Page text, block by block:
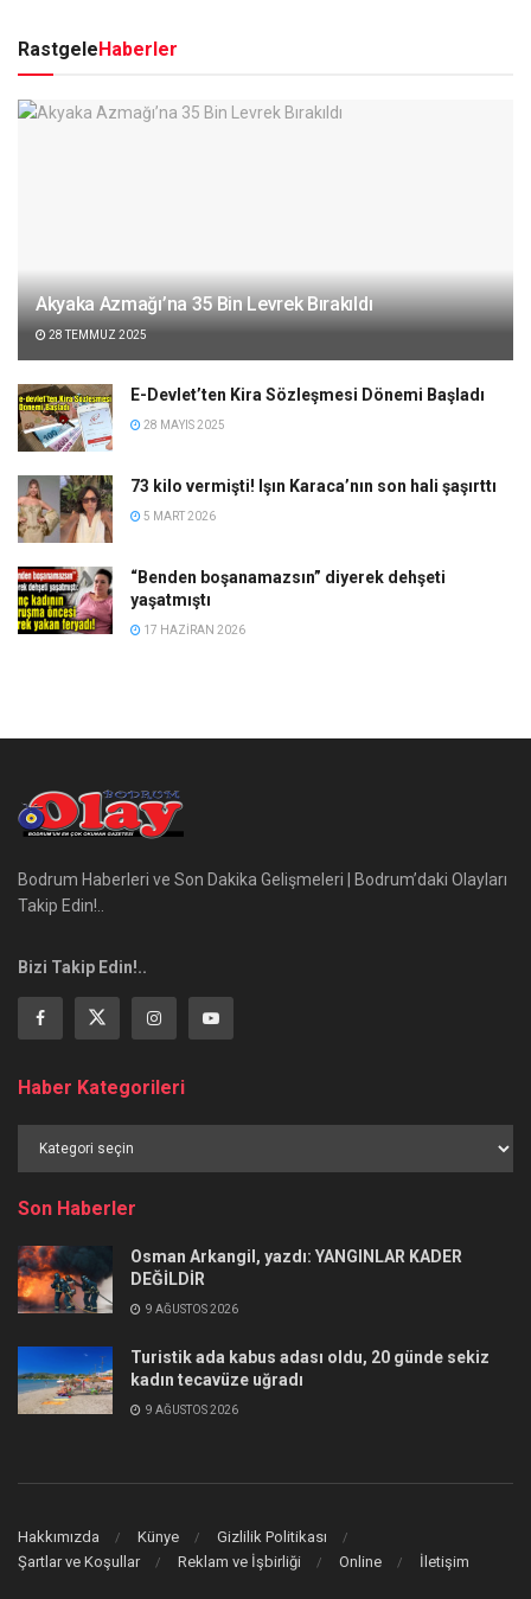
RastgeleHaberler
Akyaka Azmağı’na 35 Bin Levrek Bırakıldı
28 TEMMUZ 2025
E-Devlet’ten Kira Sözleşmesi Dönemi Başladı
28 MAYIS 2025
73 kilo vermişti! Işın Karaca’nın son hali şaşırttı
5 MART 2026
“Benden boşanamazsın” diyerek dehşeti
yaşatmıştı
17 HAZIRAN 2026
Bodrum Haberleri ve Son Dakika Gelişmeleri | Bodrum’daki Olayları
Takip Edin!..
Bizi Takip Edin!..
Haber Kategorileri
Kategorileri
Son Haberler
Osman Arkangil, yazdı: YANGINLAR KADER
DEĞİLDİR
9 AĞUSTOS 2026
Turistik ada kabus adası oldu, 20 günde sekiz
kadın tecavüze uğradı
9 AĞUSTOS 2026
Hakkımızda Künye
Gizlilik Politikası
Şartlar ve Koşullar
Reklam ve İşbirliği Online İletişim